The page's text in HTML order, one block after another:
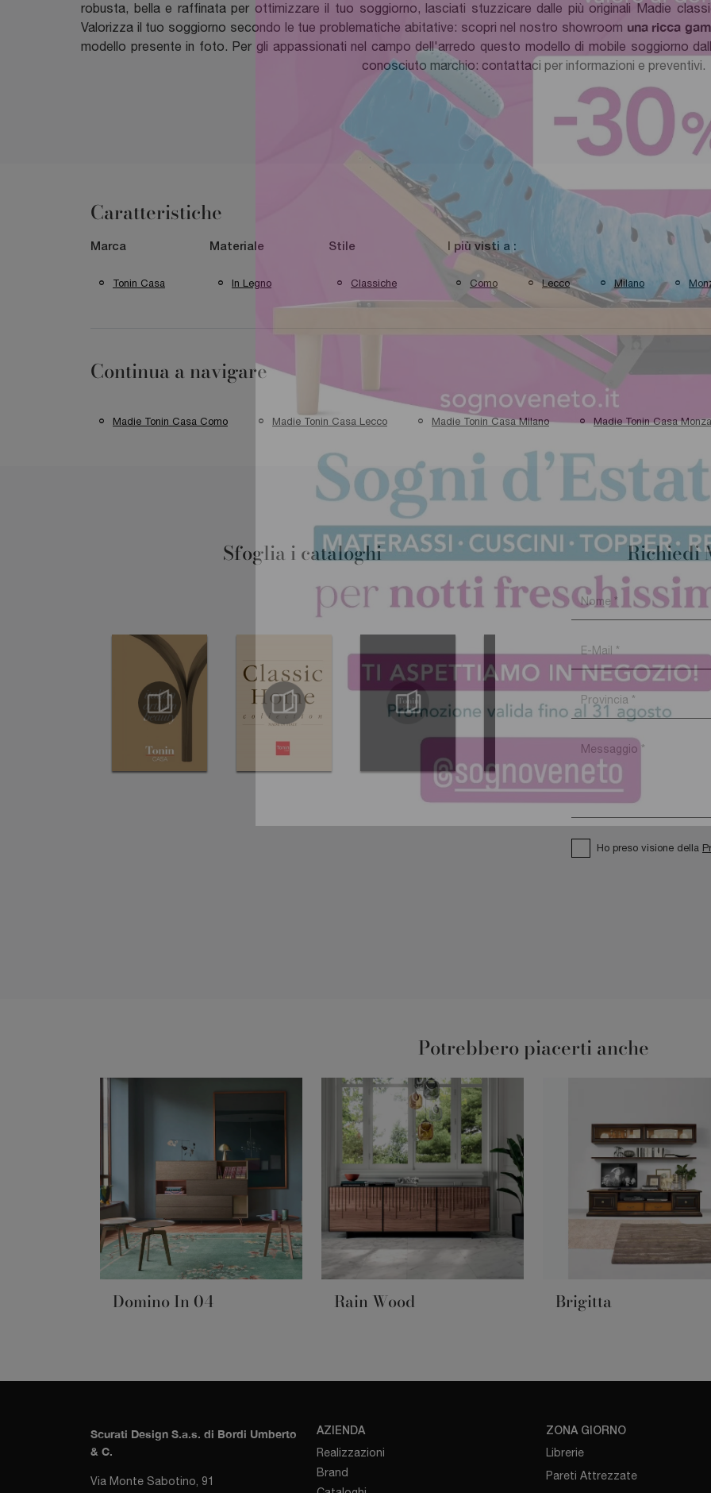
robusta, bella e raffinata per ottimizzare il tuo soggiorno, lasciati stuzzicare dalle più originali Madie
Valorizza il tuo soggiorno secondo le tue problematiche abitative: scopri nel nostro showroom una ricca
modello presente in foto. Per gli appassionati nel campo dell'arredo questo modello di mobile soggiorno
conosciuto marchio: contattaci per informazioni e preventivi.
Caratteristiche
Marca
Tonin Casa
Materiale
In Legno
Stile
Classiche
I più visti a :
Como Lecco Milano
Continua a navigare
Madie Tonin Casa Como Madie Tonin Casa Lecco Madie Tonin Casa Milano Madie Tonin Casa Monza
Sfoglia i cataloghi Richiedi
Ho preso visione della
Potrebbero piacerti anche
Domino In 04 Rain Wood Brigitta
Scurati Design S.a.s. di Bordi Umberto
& C.
Via Monte Sabotino, 91
AZIENDA
Realizzazioni
Brand
ZONA GIORNO
Librerie
Pareti Attrezzate